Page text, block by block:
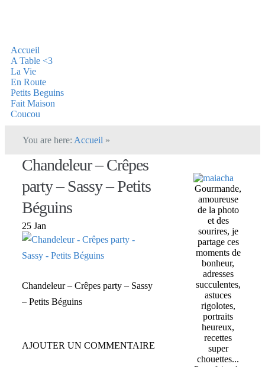
Accueil
A Table <3
La Vie
En Route
Petits Beguins
Fait Maison
Coucou
You are here: Accueil »
Chandeleur – Crêpes
party – Sassy – Petits
Béguins
25 Jan
Chandeleur – Crêpes party – Sassy
– Petits Béguins
AJOUTER UN COMMENTAIRE
Gourmande,
amoureuse
de la photo
et des
sourires, je
partage ces
moments de
bonheur,
adresses
succulentes,
astuces
rigolotes,
portraits
heureux,
recettes
super
chouettes...